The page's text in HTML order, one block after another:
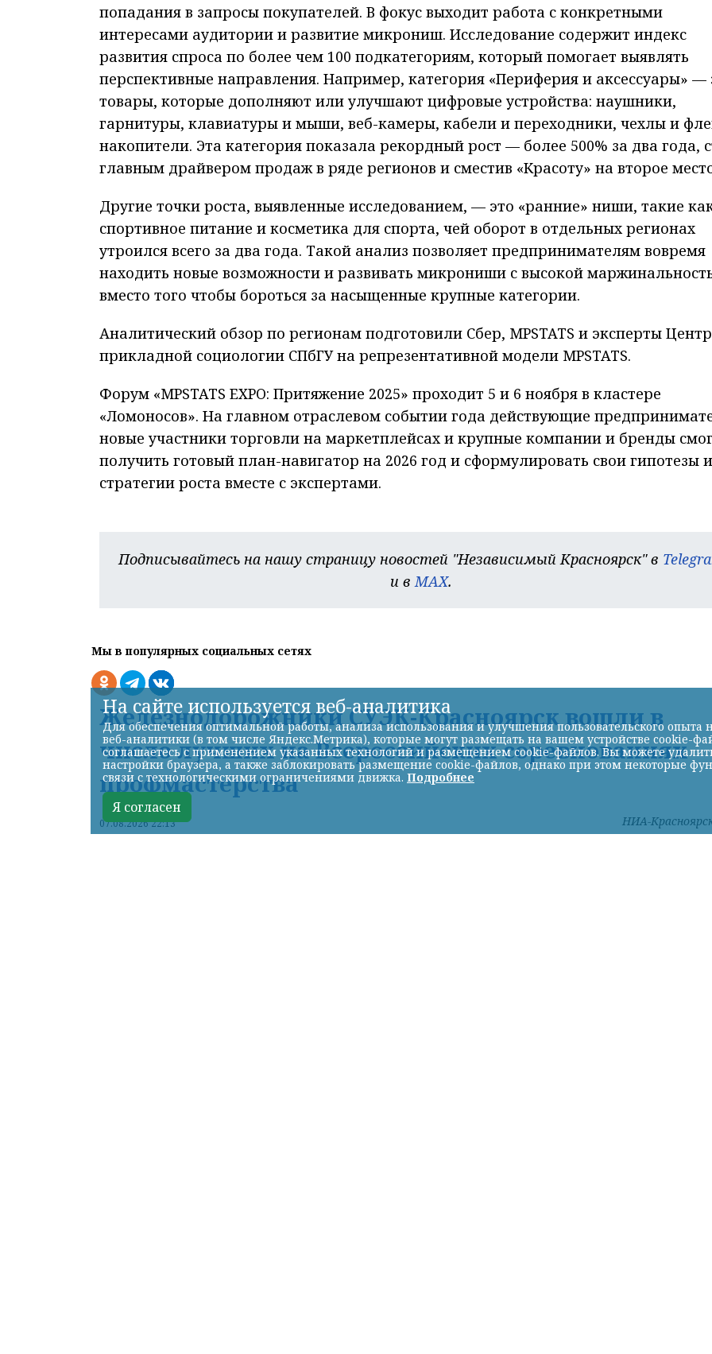
попадания в запросы покупателей. В фокус выходит работа с конкретными
интересами аудитории и развитие микрониш. Исследование содержит индекс
развития спроса по более чем 100 подкатегориям, который помогает выявлять
перспективные направления. Например, категория «Периферия и аксессуары» —
товары, которые дополняют или улучшают цифровые устройства: наушники,
гарнитуры, клавиатуры и мыши, веб-камеры, кабели и переходники, чехлы и
накопители. Эта категория показала рекордный рост — более 500% за два года,
главным драйвером продаж в ряде регионов и сместив «Красоту» на второе
Другие точки роста, выявленные исследованием, — это «ранние» ниши, такие
спортивное питание и косметика для спорта, чей оборот в отдельных регионах
утроился всего за два года. Такой анализ позволяет предпринимателям вовремя
находить новые возможности и развивать микрониши с высокой
вместо того чтобы бороться за насыщенные крупные категории.
Аналитический обзор по регионам подготовили Сбер, MPSTATS и эксперты
прикладной социологии СПбГУ на репрезентативной модели MPSTATS.
Форум «MPSTATS EXPO: Притяжение 2025» проходит 5 и 6 ноября в кластере
«Ломоносов». На главном отраслевом событии года действующие
новые участники торговли на маркетплейсах и крупные компании и бренды
получить готовый план-навигатор на 2026 год и сформулировать свои гипотезы и
стратегии роста вместе с экспертами.
Подписывайтесь на нашу страницу новостей "Независимый Красноярск" в
и вMAX.
Мы в популярных социальных сетях
Железнодорожники СУЭК-Красноярск вошли в
число лучших на Всероссийских соревнованиях
профмастерства
07.08.2026 22:13 НИА-
На сайте используется веб-аналитика
Для обеспечения оптимальной работы, анализа использования и улучшения пользовательского опыта
веб-аналитики (в том числе Яндекс.Метрика), которые могут размещать на вашем устройстве cookie-
соглашаетесь с применением указанных технологий и размещением cookie-файлов. Вы можете
настройки браузера, а также заблокировать размещение cookie-файлов, однако при этом некоторые
связи с технологическими ограничениями движка. Подробнее
Я согласен